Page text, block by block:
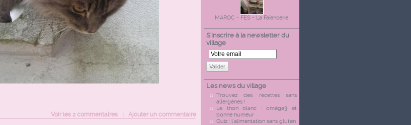
MAROC - FES - La Faïencerie
S'inscrire à la newsletter du
village
Valider
Les news du village
Trouvez des recettes sans
allergènes !
Le thon blanc : oméga3 et
bonne humeur
Quiz : l'alimentation sans gluten
Voir les 2 commentaires Ajouter un commentaire